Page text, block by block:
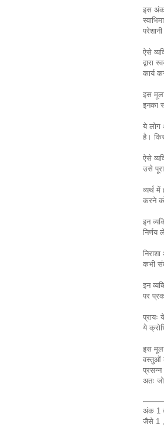
इस अंक
ऐसे
कार्य
इस
इनका
ये लोग
है।
ऐसे
उसे
व्यर्थ
करने
इन
निर्णय
कभी
इन
पर
प्रायः
ये
इस
वस्तुओं
प्रसन्न
अतः
अंक 1
जैसे 1